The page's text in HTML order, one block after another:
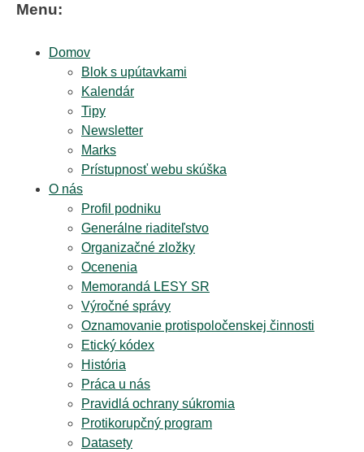
Menu:
Domov
Blok s upútavkami
Kalendár
Tipy
Newsletter
Marks
Prístupnosť webu skúška
O nás
Profil podniku
Generálne riaditeľstvo
Organizačné zložky
Ocenenia
Memorandá LESY SR
Výročné správy
Oznamovanie protispoločenskej činnosti
Etický kódex
História
Práca u nás
Pravidlá ochrany súkromia
Protikorupčný program
Datasety